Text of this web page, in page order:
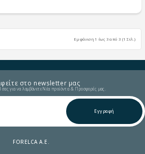
Εμφάνιση 1 έως 3 από 3 (1 Σελ.)
στο newsletter μας
για να λαμβάνετε Νέα προϊόντα & Προσφορές μας.
Εγγραφή
FORELCA A.E.